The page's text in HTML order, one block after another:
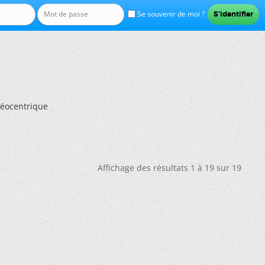
Se souvenir de moi ?
Affichage des résultats 1 à 19 sur 19